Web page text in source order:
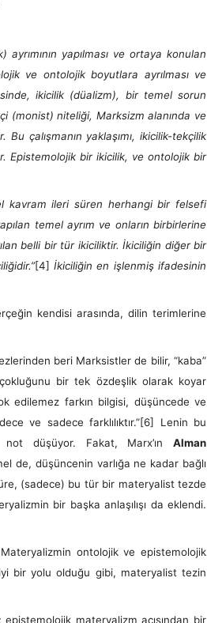
yapılması ve ortaya konulan
ve ontolojik boyutlara ayrılması ve
ikicilik (düalizm), bir temel sorun
(monist) niteliği, Marksizm alanında ve
Bu çalışmanın yaklaşımı, ikicilik-tekçilik
Epistemolojik bir ikicilik, ve ontolojik bir
kavram ileri süren herhangi bir felsefi
temel ayrım ve onların birbirlerine
belli bir tür ikiciliktir. İkiciliğin diğer bir
[4] İkiciliğin en işlenmiş ifadesinin
kendisi arasında, dilin terimlerine
beri Marksistler de bilir, “kaba”
bir tek özdeşlik olarak koyar
edilemez farkın bilgisi, düşüncede ve
ve sadece farklılıktır.”[6] Lenin bu
düşüyor. Fakat, Marx’ın Alman
de, düşüncenin varlığa ne kadar bağlı
(sadece) bu tür bir materyalist tezde
bir başka anlaşılışı da eklendi.
ontolojik ve epistemolojik
iyi bir yolu olduğu gibi, materyalist tezin
materyalizm açısından bir